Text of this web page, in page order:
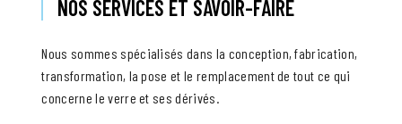
NOS SERVICES ET SAVOIR-FAIRE
Nous sommes spécialisés dans la conception, fabrication,
transformation, la pose et le remplacement de tout ce qui
concerne le verre et ses dérivés.